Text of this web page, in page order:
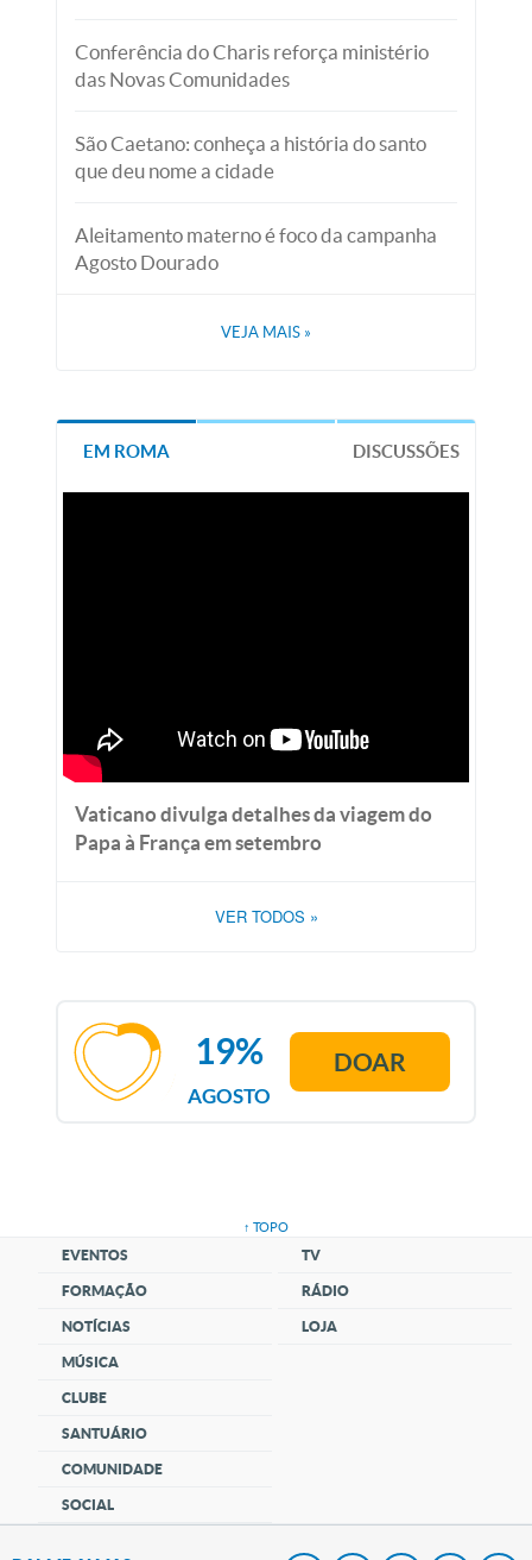
Conferência do Charis reforça ministério
das Novas Comunidades
São Caetano: conheça a história do santo
que deu nome a cidade
Aleitamento materno é foco da campanha
Agosto Dourado
VEJA MAIS »
EM ROMA DISCUSSÕES
Vaticano divulga detalhes da viagem do
Papa à França em setembro
VER TODOS »
AGOSTO
19% DOAR
↑ TOPO
EVENTOS
FORMAÇÃO
NOTÍCIAS
MÚSICA
CLUBE
SANTUÁRIO
COMUNIDADE
SOCIAL
TV
RÁDIO
LOJA